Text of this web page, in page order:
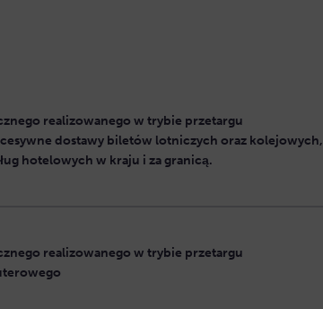
realizowanego w trybie przetargu
dostawy biletów lotniczych oraz kolejowych,
hotelowych w kraju i za granicą.
realizowanego w trybie przetargu